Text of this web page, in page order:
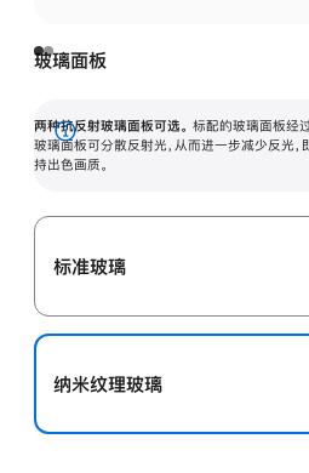
玻璃面板
两种抗反射玻璃面板可选。 标配的玻璃面板经
玻璃面板可分散反射光，从而进一步减少反光
持出色画质。
展
开
标准玻璃
纳米纹理玻璃